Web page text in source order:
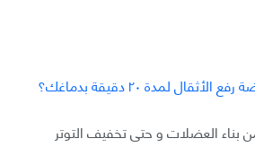
بناء العضلات و حتى تخفيف التوتر